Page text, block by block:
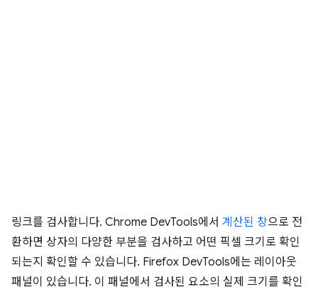
링크를 검사합니다. Chrome DevTools에서 계산된 창으로 전
환하면 상자의 다양한 부분을 검사하고 어떤 픽셀 크기로 확인
되는지 확인할 수 있습니다. Firefox DevTools에는 레이아웃
패널이 있습니다. 이 패널에서 검사된 요소의 실제 크기를 확인